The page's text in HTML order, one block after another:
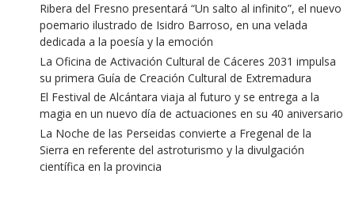
Ribera del Fresno presentará “Un salto al infinito”, el nuevo
poemario ilustrado de Isidro Barroso, en una velada
dedicada a la poesía y la emoción
La Oficina de Activación Cultural de Cáceres 2031 impulsa
su primera Guía de Creación Cultural de Extremadura
El Festival de Alcántara viaja al futuro y se entrega a la
magia en un nuevo día de actuaciones en su 40 aniversario
La Noche de las Perseidas convierte a Fregenal de la
Sierra en referente del astroturismo y la divulgación
científica en la provincia